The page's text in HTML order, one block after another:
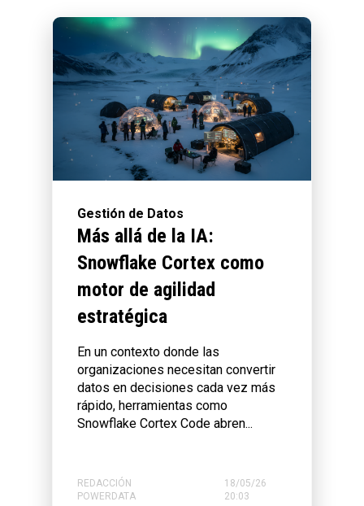
Gestión de Datos
Más allá de la IA:
Snowflake Cortex como
motor de agilidad
estratégica
En un contexto donde las
organizaciones necesitan convertir
datos en decisiones cada vez más
rápido, herramientas como
Snowflake Cortex Code abren...
REDACCIÓN
POWERDATA
18/05/26
20:03